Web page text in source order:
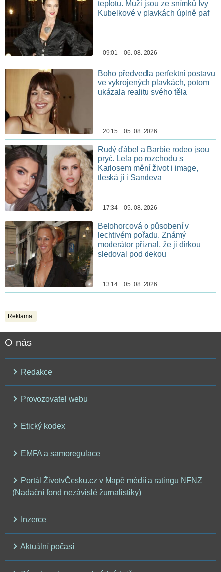
teplotu. Muži jsou ze snímků Ivy
Kubelkové v plavkách úplně paf
09:01 06. 08. 2026
Boho předvedla perfektní postavu
ve vykrojených plavkách, potom
ukázala realitu svého těla
20:15 05. 08. 2026
Rudý ďábel a Barbie rodeo jsou
pryč. Lela po rozchodu s
Karlosem mění život i image,
tleská jí i Sandeva
17:34 05. 08. 2026
Belohorcová o působení v
lechtivém pořadu. Známý
moderátor přiznal, že ji dírkou
sledoval pod dekou
13:14 05. 08. 2026
Reklama:
O nás
Redakce
Provozovatel webu
Etický kodex
EMFA a samoregulace
Portál ŽivotvČesku.cz v Mapě médií a ratingu NFNZ
(Nadační fond nezávislé žurnalistiky)
Inzerce
Aktuální počasí